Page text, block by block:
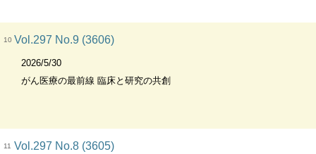
10 Vol.297 No.9 (3606)
2026/5/30
がん医療の最前線 臨床と研究の共創
11 Vol.297 No.8 (3605)